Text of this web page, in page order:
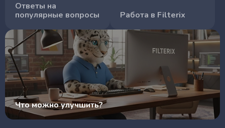
Ответы на
популярные вопросы
Работа в Filterix
Что можно улучшить?